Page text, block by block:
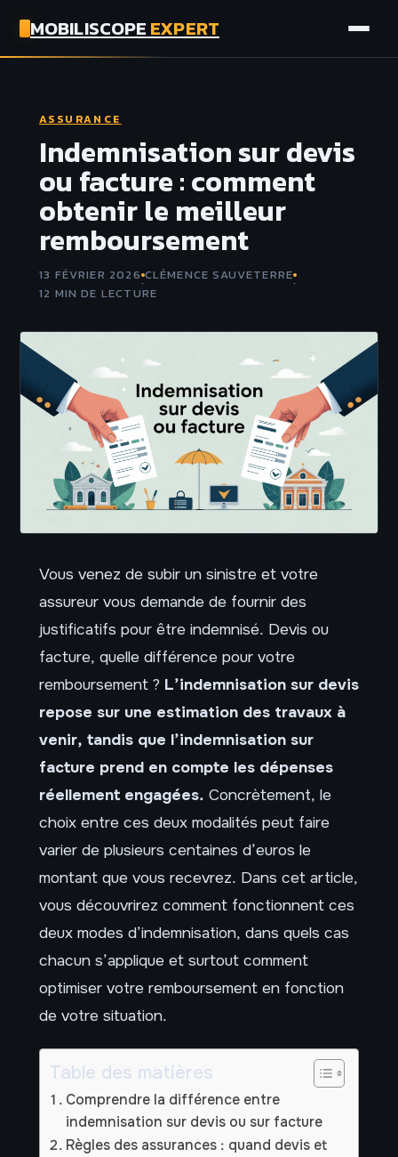
MOBILISCOPEEXPERT
ASSURANCE
ASSURANCE
Indemnisation sur devis
ou facture : comment
obtenir le meilleur
remboursement
13 FÉVRIER 2026·CLÉMENCE SAUVETERRE·
12 MIN DE LECTURE
Vous venez de subir un sinistre et votre
assureur vous demande de fournir des
justificatifs pour être indemnisé. Devis ou
facture, quelle différence pour votre
remboursement ? L’indemnisation sur devis
repose sur une estimation des travaux à
venir, tandis que l’indemnisation sur
facture prend en compte les dépenses
réellement engagées. Concrètement, le
choix entre ces deux modalités peut faire
varier de plusieurs centaines d’euros le
montant que vous recevrez. Dans cet article,
vous découvrirez comment fonctionnent ces
deux modes d’indemnisation, dans quels cas
chacun s’applique et surtout comment
optimiser votre remboursement en fonction
de votre situation.
Table des matières
Comprendre la différence entre
indemnisation sur devis ou sur facture
Règles des assurances : quand devis et